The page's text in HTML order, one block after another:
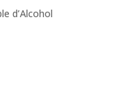
d’Alcohol